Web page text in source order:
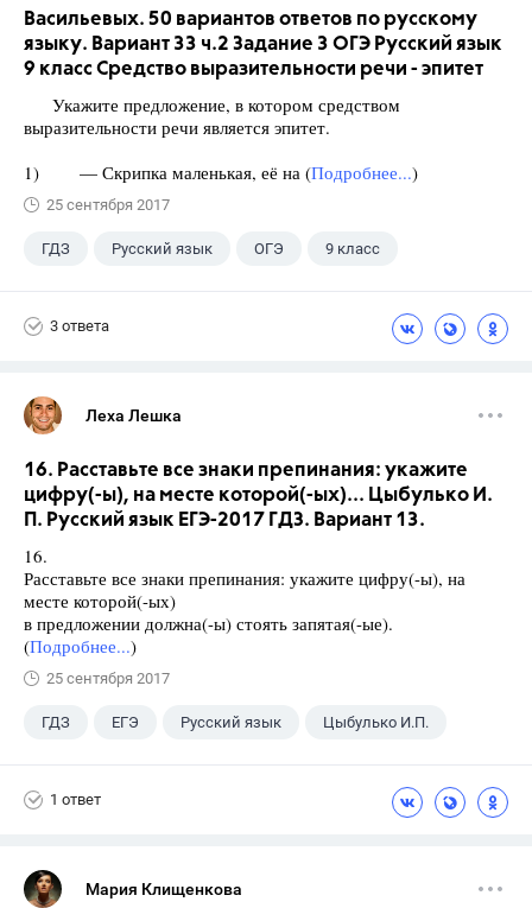
Васильевых. 50 вариантов ответов по русскому
языку. Вариант 33 ч.2 Задание 3 ОГЭ Русский язык
9 класс Средство выразительности речи - эпитет
Укажите предложение, в котором средством
выразительности речи является эпитет.
1) — Скрипка маленькая, её на (Подробнее...)
25 сентября 2017
ГДЗ Русский язык ОГЭ 9 класс
3 ответа
Леха Лешка
16. Расставьте все знаки препинания: укажите
цифру(-ы), на месте которой(-ых)... Цыбулько И.
П. Русский язык ЕГЭ-2017 ГДЗ. Вариант 13.
16.
Расставьте все знаки препинания: укажите цифру(-ы), на
месте которой(-ых)
в предложении должна(-ы) стоять запятая(-ые).
(Подробнее...)
25 сентября 2017
ГДЗ ЕГЭ Русский язык Цыбулько И.П.
1 ответ
Мария Клищенкова